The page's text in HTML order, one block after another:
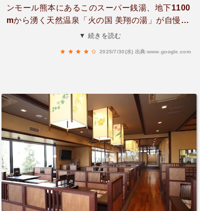
ンモール熊本にあるこのスーパー銭湯、地下1100
mから湧く天然温泉「火の国 美翔の湯」が自慢。
源泉かけ流しの露天岩風呂は、ミネラルたっぷり
トロッコ式やバレルサウナでじんわり温まる。食
事処「水春亭」は和洋中のメニューが揃い、白く
ま氷やオロポでサウナ後のリフレッシュもバッチ
リ。リラクゼーションサロン「ゆめみ」や無料コ
ミックコーナーもあって、1日中くつろげる。ス
タッフの対応も温かく、アプリでお得なクーポン
もゲット！ また絶対行くよ！
▼ 続きを読む
2025/7/30(水) 出典:www.google.com